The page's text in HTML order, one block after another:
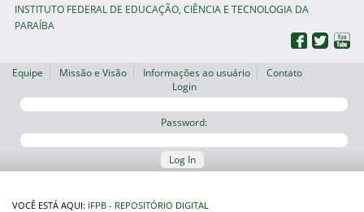
INSTITUTO FEDERAL DE EDUCAÇÃO, CIÊNCIA E TECNOLOGIA DA
PARAÍBA
Equipe Missão e Visão Informações ao usuário
Contato
Login
Password:
Log In
VOCÊ ESTÁ AQUI: IFPB - REPOSITÓRIO DIGITAL